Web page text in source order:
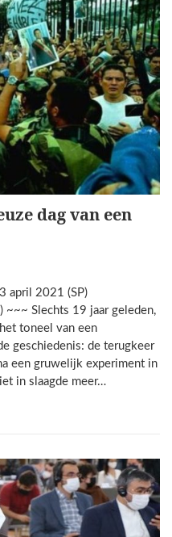
dag van een
april 2021 (SP)
Slechts 19 jaar geleden,
toneel van een
geschiedenis: de terugkeer
een gruwelijk experiment in
in slaagde meer…